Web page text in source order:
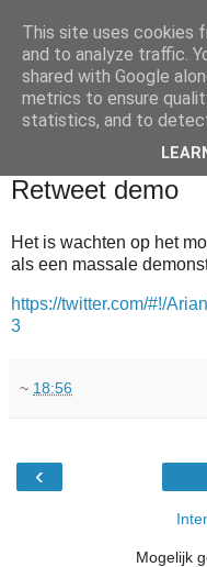
Retweet demo
Het is wachten op het
als een massale
https://twitter.com/#!/
3
~ 18:56
‹
Mogelijk
This site uses cookies
and to analyze traffic.
shared with Google
metrics to ensure
statistics, and to